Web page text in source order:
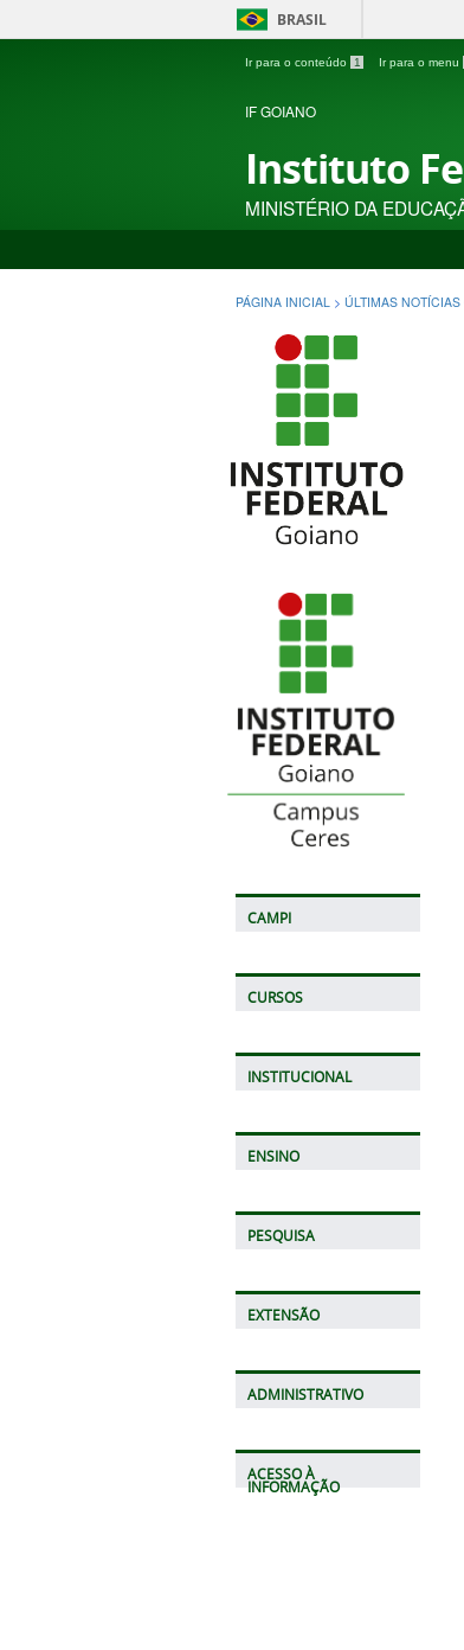
BRASIL
Ir para o conteúdo 1 Ir para o menu
IF GOIANO
Instituto
MINISTÉRIO DA
PÁGINA INICIAL > ÚLTIMAS
CAMPI
CURSOS
INSTITUCIONAL
ENSINO
PESQUISA
EXTENSÃO
ADMINISTRATIVO
ACESSO À
INFORMAÇÃO